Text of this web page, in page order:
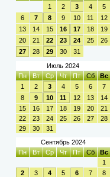
1
2 3 4
5
6
7 8 9 10 11
12
13
14 15 16 17 18
19
20
21 22 23 24 25
26
27
28 29 30
31
Июль 2024
Пн
Вт Ср Чт Пт Сб
Вс
1
2 3 4 5 6
7
8
9 10 11 12 13
14
15
16 17 18 19 20
21
22
23 24 25 26 27
28
29
30
31
Сентябрь 2024
Пн
Вт Ср Чт Пт Сб
Вс
1
2
3 4 5 6 7
8